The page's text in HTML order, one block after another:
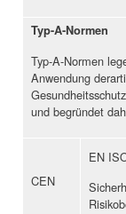
Typ-A-Normen
Typ-A-Normen
Anwendung
und begründet
CEN
EN